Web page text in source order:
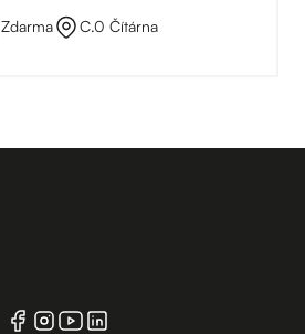
Zdarma C.0 Čítárna